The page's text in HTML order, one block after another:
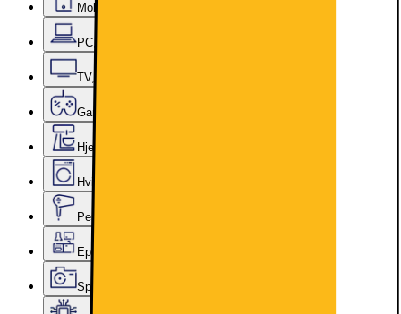
Mobil, nettbrett og smartklokker
PC, datautstyr og kontor
TV, lyd og smarte hjem
Gaming
Hjem, rengjøring og kjøkkenutstyr
Hvitevarer
Personlig pleie, skjønnhet og velvære
Epoq kjøkken og vaskerom
Sport, hobby og fritid